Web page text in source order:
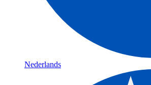
Nederlands